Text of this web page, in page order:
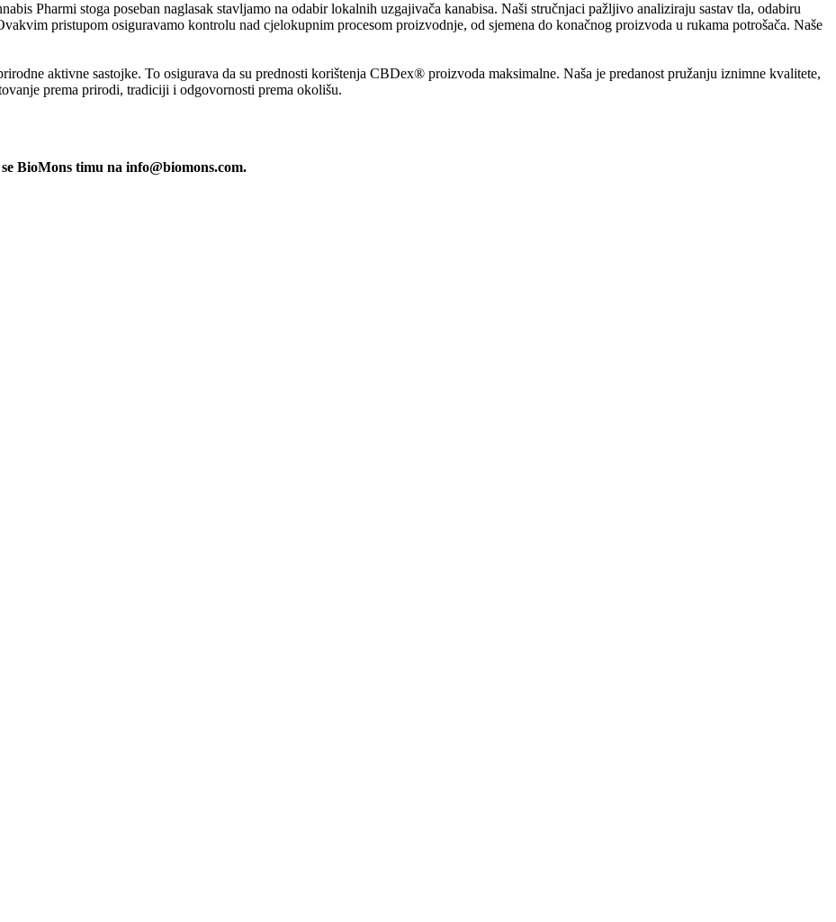
Pharmi stoga poseban naglasak stavljamo na odabir lokalnih uzgajivača kanabisa. Naši stručnjaci pažljivo analiziraju sastav tla, odabiru
pristupom osiguravamo kontrolu nad cjelokupnim procesom proizvodnje, od sjemena do konačnog proizvoda u rukama potrošača. Naše
aktivne sastojke. To osigurava da su prednosti korištenja CBDex® proizvoda maksimalne. Naša je predanost pružanju iznimne kvalitete,
prema prirodi, tradiciji i odgovornosti prema okolišu.
BioMons timu na info@biomons.com.